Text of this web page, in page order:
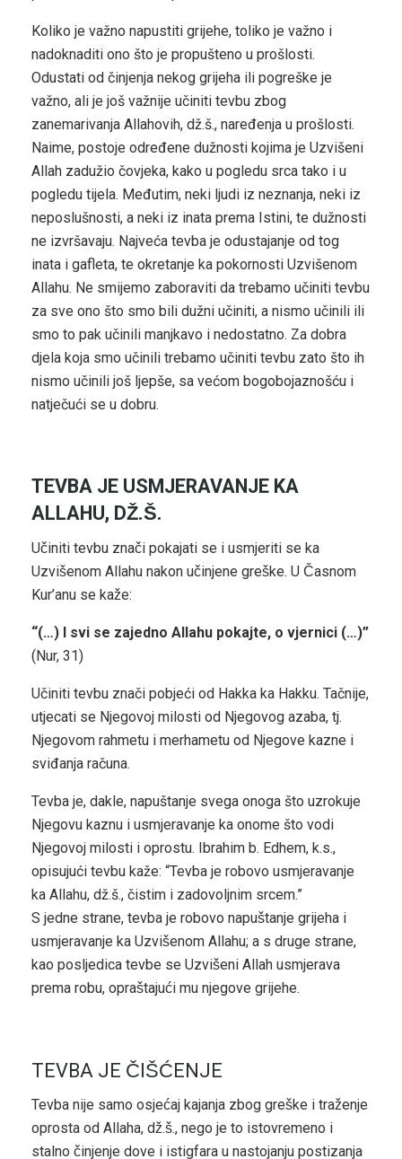
Koliko je važno napustiti grijehe, toliko je važno i
nadoknaditi ono što je propušteno u prošlosti.
Odustati od činjenja nekog grijeha ili pogreške je
važno, ali je još važnije učiniti tevbu zbog
zanemarivanja Allahovih, dž.š., naređenja u prošlosti.
Naime, postoje određene dužnosti kojima je Uzvišeni
Allah zadužio čovjeka, kako u pogledu srca tako i u
pogledu tijela. Međutim, neki ljudi iz neznanja, neki iz
neposlušnosti, a neki iz inata prema Istini, te dužnosti
ne izvršavaju. Najveća tevba je odustajanje od tog
inata i gafleta, te okretanje ka pokornosti Uzvišenom
Allahu. Ne smijemo zaboraviti da trebamo učiniti tevbu
za sve ono što smo bili dužni učiniti, a nismo učinili ili
smo to pak učinili manjkavo i nedostatno. Za dobra
djela koja smo učinili trebamo učiniti tevbu zato što ih
nismo učinili još ljepše, sa većom bogobojaznošću i
natječući se u dobru.
TEVBA JE USMJERAVANJE KA
ALLAHU, DŽ.Š.
Učiniti tevbu znači pokajati se i usmjeriti se ka
Uzvišenom Allahu nakon učinjene greške. U Časnom
Kur’anu se kaže:
“(…) I svi se zajedno Allahu pokajte, o vjernici (…)”
(Nur, 31)
Učiniti tevbu znači pobjeći od Hakka ka Hakku. Tačnije,
utjecati se Njegovoj milosti od Njegovog azaba, tj.
Njegovom rahmetu i merhametu od Njegove kazne i
sviđanja računa.
Tevba je, dakle, napuštanje svega onoga što uzrokuje
Njegovu kaznu i usmjeravanje ka onome što vodi
Njegovoj milosti i oprostu. Ibrahim b. Edhem, k.s.,
opisujući tevbu kaže: “Tevba je robovo usmjeravanje
ka Allahu, dž.š., čistim i zadovoljnim srcem.”
S jedne strane, tevba je robovo napuštanje grijeha i
usmjeravanje ka Uzvišenom Allahu; a s druge strane,
kao posljedica tevbe se Uzvišeni Allah usmjerava
prema robu, opraštajući mu njegove grijehe.
TEVBA JE ČIŠĆENJE
Tevba nije samo osjećaj kajanja zbog greške i traženje
oprosta od Allaha, dž.š., nego je to istovremeno i
stalno činjenje dove i istigfara u nastojanju postizanja